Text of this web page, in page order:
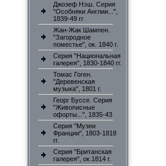
Джозеф Нэш. Серия
"Особняки Англии...",
1839-49 гг
Жан-Жак Шампен.
"Загородное
поместье", ок. 1840 г.
Серия "Национальная
галерея", 1830-1840 гг.
Томас Гоген.
"Деревенская
музыка", 1801 г.
Георг Буссе. Серия
"Живописные
офорты...", 1835-43
Серия "Музеи
Франции", 1803-1818
гг.
Серия "Британская
галерея", ок.1814 г.